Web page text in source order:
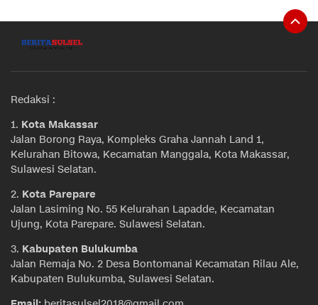
Redaksi :
1. Kota Makassar
Jalan Borong Raya, Kompleks Graha Jannah Land 1,
Kelurahan Bitowa, Kecamatan Manggala, Kota Makassar,
Sulawesi Selatan.
2. Kota Parepare
Jalan Lasiming No. 55 Kelurahan Lapadde, Kecamatan
Ujung, Kota Parepare. Sulawesi Selatan.
3. Kabupaten Bulukumba
Jalan Remaja No. 2 Desa Bontomanai Kecamatan Rilau Ale,
Kabupaten Bulukumba, Sulawesi Selatan.